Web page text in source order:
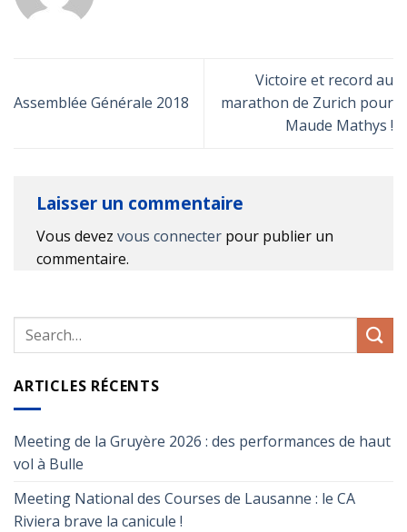
Assemblée Générale 2018
Victoire et record au
marathon de Zurich pour
Maude Mathys !
Laisser un commentaire
Vous devez vous connecter pour publier un
commentaire.
ARTICLES RÉCENTS
Meeting de la Gruyère 2026 : des performances de haut
vol à Bulle
Meeting National des Courses de Lausanne : le CA
Riviera brave la canicule !